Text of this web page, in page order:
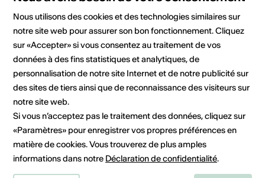
Rue du Château 7, 1870 Monthey
Planifier un itinéraire
Transports publics
Adresse
Château de Monthey
Nous utilisons des cookies et des technologies similaires sur
notre site web pour assurer son bon fonctionnement. Cliquez
sur «Accepter» si vous consentez au traitement de vos
données à des fins statistiques et analytiques, de
personnalisation de notre site Internet et de notre publicité sur
des sites de tiers ainsi que de reconnaissance des visiteurs sur
notre site web.
Si vous n’acceptez pas le traitement des données, cliquez sur
«Paramètres» pour enregistrer vos propres préférences en
matière de cookies. Vous trouverez de plus amples
informations dans notre Déclaration de confidentialité.